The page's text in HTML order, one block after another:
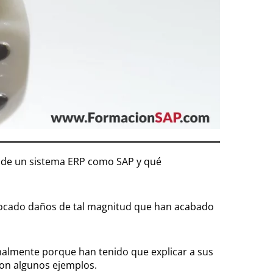
un sistema ERP como SAP y qué
daños de tal magnitud que han acabado
porque han tenido que explicar a sus
algunos ejemplos.